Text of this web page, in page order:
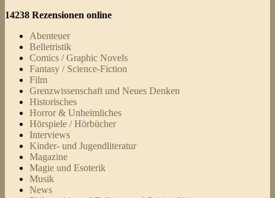
14238 Rezensionen online
Abenteuer
Belletristik
Comics / Graphic Novels
Fantasy / Science-Fiction
Film
Grenzwissenschaft und Neues Denken
Historisches
Horror & Unheimliches
Hörspiele / Hörbücher
Interviews
Kinder- und Jugendliteratur
Magazine
Magie und Esoterik
Musik
News